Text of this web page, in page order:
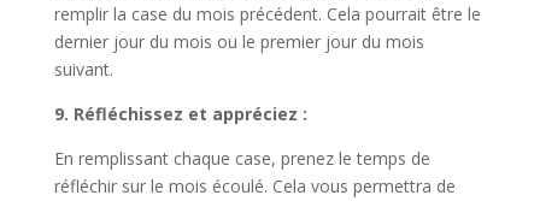
remplir la case du mois précédent. Cela pourrait être le
dernier jour du mois ou le premier jour du mois
suivant.
9. Réfléchissez et appréciez :
En remplissant chaque case, prenez le temps de
réfléchir sur le mois écoulé. Cela vous permettra de